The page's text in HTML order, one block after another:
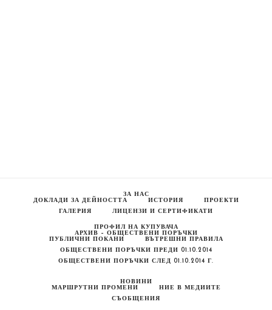
ЗА НАС
ДОКЛАДИ ЗА ДЕЙНОСТТА
ИСТОРИЯ
ПРОЕКТИ
ГАЛЕРИЯ
ЛИЦЕНЗИ И СЕРТИФИКАТИ
ПРОФИЛ НА КУПУВАЧА
АРХИВ – ОБЩЕСТВЕНИ ПОРЪЧКИ
ПУБЛИЧНИ ПОКАНИ
ВЪТРЕШНИ ПРАВИЛА
ОБЩЕСТВЕНИ ПОРЪЧКИ ПРЕДИ 01.10.2014
ОБЩЕСТВЕНИ ПОРЪЧКИ СЛЕД 01.10.2014 Г.
НОВИНИ
МАРШРУТНИ ПРОМЕНИ
НИЕ В МЕДИИТЕ
СЪОБЩЕНИЯ